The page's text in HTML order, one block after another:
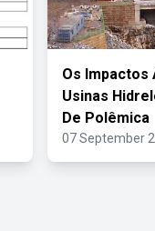
Os Impactos
Usinas
De Polêmica
07 September